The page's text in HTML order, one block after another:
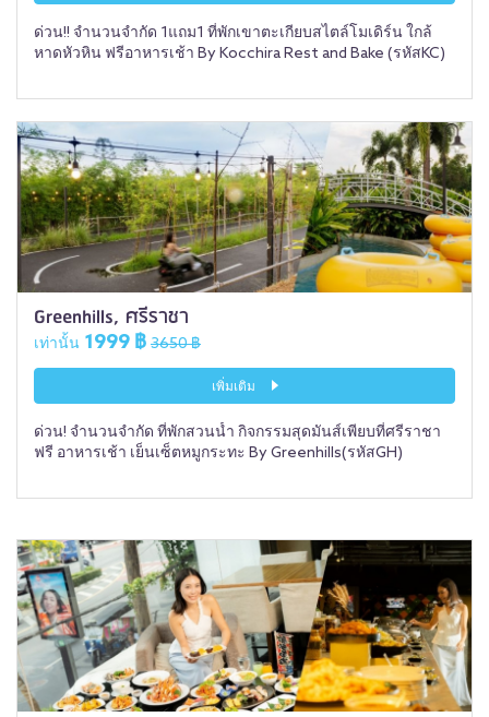
ด่วน!! จำนวนจำกัด 1แถม1 ที่พักเขาตะเกียบสไตล์โมเดิร์น ใกล้
หาดหัวหิน ฟรีอาหารเช้า By Kocchira Rest and Bake (รหัสKC)
Greenhills, ศรีราชา
เท่านั้น 1999 ฿ 3650 ฿
เพิ่มเติม
ด่วน! จำนวนจำกัด ที่พักสวนน้ำ กิจกรรมสุดมันส์เพียบที่ศรีราชา
ฟรี อาหารเช้า เย็นเซ็ตหมูกระทะ By Greenhills(รหัสGH)